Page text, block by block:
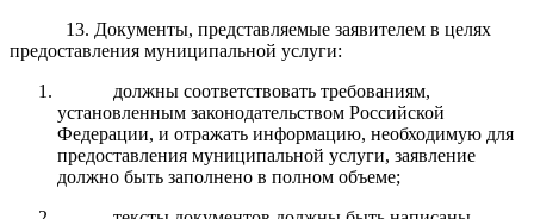
13. Документы, представляемые заявителем в целях
предоставления муниципальной услуги:
должны соответствовать требованиям,
установленным законодательством Российской
Федерации, и отражать информацию, необходимую для
предоставления муниципальной услуги, заявление
должно быть заполнено в полном объеме;